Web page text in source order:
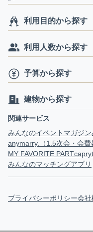
利用目的から探す
利用人数から探す
予算から探す
建物から探す
関連サービス
みんなのイベントマガジン
anymarry.（1.5次会・会費
MY FAVORITE PARTcapry
みんなのマッチングアプリ
プライバシーポリシー会社